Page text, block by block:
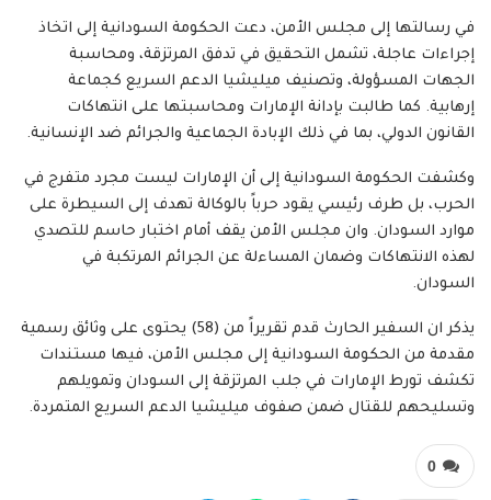
في رسالتها إلى مجلس الأمن، دعت الحكومة السودانية إلى اتخاذ
إجراءات عاجلة، تشمل التحقيق في تدفق المرتزقة، ومحاسبة
الجهات المسؤولة، وتصنيف ميليشيا الدعم السريع كجماعة
إرهابية. كما طالبت بإدانة الإمارات ومحاسبتها على انتهاكات
القانون الدولي، بما في ذلك الإبادة الجماعية والجرائم ضد الإنسانية.
وكشفت الحكومة السودانية إلى أن الإمارات ليست مجرد متفرج في
الحرب، بل طرف رئيسي يقود حرباً بالوكالة تهدف إلى السيطرة على
موارد السودان. وان مجلس الأمن يقف أمام اختبار حاسم للتصدي
لهذه الانتهاكات وضمان المساءلة عن الجرائم المرتكبة في
السودان.
يذكر ان السفير الحارث قدم تقريراً من (58) يحتوى على وثائق رسمية
مقدمة من الحكومة السودانية إلى مجلس الأمن، فيها مستندات
تكشف تورط الإمارات في جلب المرتزقة إلى السودان وتمويلهم
وتسليحهم للقتال ضمن صفوف ميليشيا الدعم السريع المتمردة.
0